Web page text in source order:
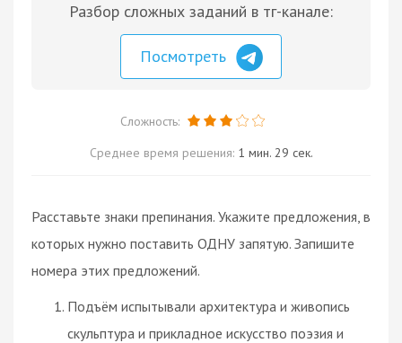
Разбор сложных заданий в тг-канале:
Посмотреть
Сложность:
Среднее время решения: 1 мин. 29 сек.
Расставьте знаки препинания. Укажите предложения, в
которых нужно поставить ОДНУ запятую. Запишите
номера этих предложений.
Подъём испытывали архитектура и живопись
скульптура и прикладное искусство поэзия и